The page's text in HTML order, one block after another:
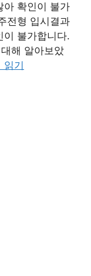
아 확인이 불가
전형 입시결과
이 불가합니다.
해 알아보았
읽기